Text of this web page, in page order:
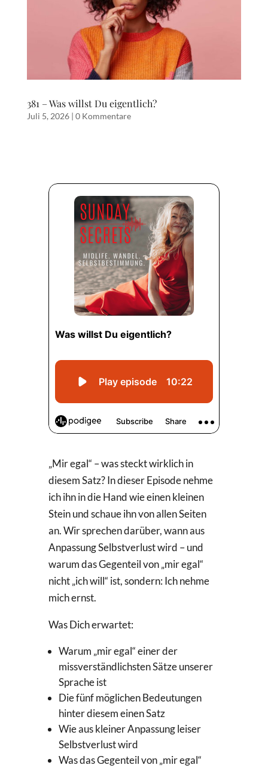
381 – Was willst Du eigentlich?
Juli 5, 2026| 0 Kommentare
„Mir egal“ – was steckt wirklich in
diesem Satz? In dieser Episode nehme
ich ihn in die Hand wie einen kleinen
Stein und schaue ihn von allen Seiten
an. Wir sprechen darüber, wann aus
Anpassung Selbstverlust wird – und
warum das Gegenteil von „mir egal“
nicht „ich will“ ist, sondern: Ich nehme
mich ernst.
Was Dich erwartet:
Warum „mir egal“ einer der
missverständlichsten Sätze unserer
Sprache ist
Die fünf möglichen Bedeutungen
hinter diesem einen Satz
Wie aus kleiner Anpassung leiser
Selbstverlust wird
Was das Gegenteil von „mir egal“